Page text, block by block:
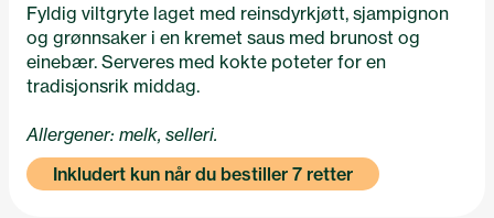
Fyldig viltgryte laget med reinsdyrkjøtt, sjampignon
og grønnsaker i en kremet saus med brunost og
einebær. Serveres med kokte poteter for en
tradisjonsrik middag.
Allergener: melk, selleri.
Inkludert kun når du bestiller 7 retter